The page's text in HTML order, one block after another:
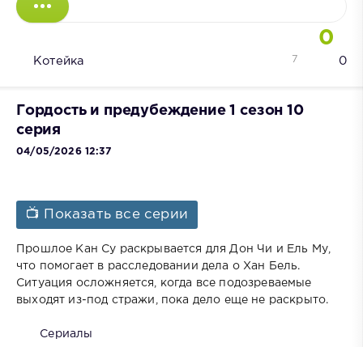
0
Котейка 0
7
Гордость и предубеждение 1 сезон 10
серия
04/05/2026 12:37
📺 Показать все серии
Прошлое Кан Су раскрывается для Дон Чи и Ель Му,
что помогает в расследовании дела о Хан Бель.
Ситуация осложняется, когда все подозреваемые
выходят из-под стражи, пока дело еще не раскрыто.
Сериалы